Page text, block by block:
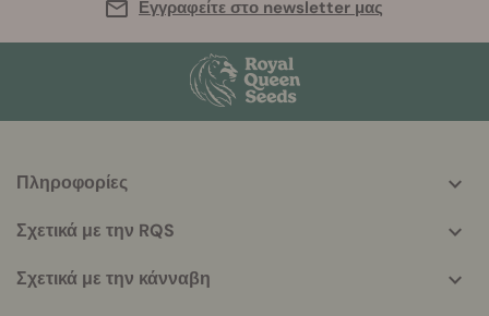
Εγγραφείτε στο newsletter μας
More
info
Πληροφορίες
Σχετικά με την RQS
Σχετικά με την κάνναβη